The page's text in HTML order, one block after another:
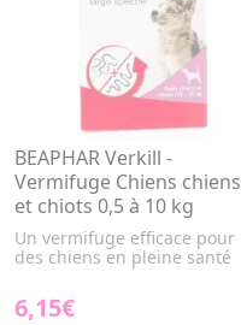
BEAPHAR Verkill -
Vermifuge Chiens chiens
et chiots 0,5 à 10 kg
Un vermifuge efficace pour
des chiens en pleine santé
6,15€